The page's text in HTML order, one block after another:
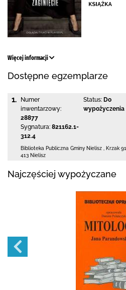
Więcej informacji
Dostępne egzemplarze
1.
Numer
inwentarzowy:
28877
Sygnatura: 821162.1-
312.4
Status: Do
wypożyczenia
Biblioteka Publiczna Gminy Nielisz Krzak 91
413 Nielisz
Najczęściej wypożyczane